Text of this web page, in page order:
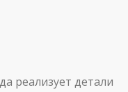
реализует детали